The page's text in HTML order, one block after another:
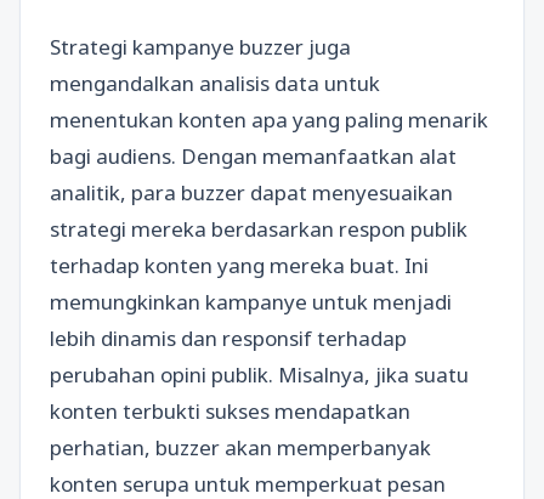
Strategi kampanye buzzer juga
mengandalkan analisis data untuk
menentukan konten apa yang paling menarik
bagi audiens. Dengan memanfaatkan alat
analitik, para buzzer dapat menyesuaikan
strategi mereka berdasarkan respon publik
terhadap konten yang mereka buat. Ini
memungkinkan kampanye untuk menjadi
lebih dinamis dan responsif terhadap
perubahan opini publik. Misalnya, jika suatu
konten terbukti sukses mendapatkan
perhatian, buzzer akan memperbanyak
konten serupa untuk memperkuat pesan